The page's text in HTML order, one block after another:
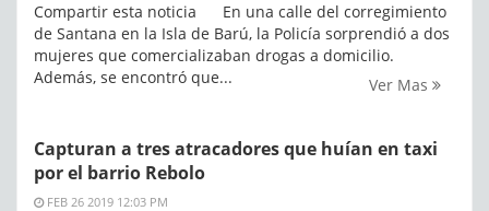
Compartir esta noticia En una calle del corregimiento
de Santana en la Isla de Barú, la Policía sorprendió a dos
mujeres que comercializaban drogas a domicilio.
Además, se encontró que...
Ver Mas
Capturan a tres atracadores que huían en taxi
por el barrio Rebolo
FEB 26 2019 12:03 PM